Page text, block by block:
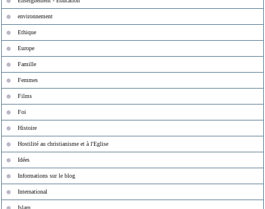
environnement
Ethique
Europe
Famille
Femmes
Films
Foi
Histoire
Hostilité au christianisme et à l'Eglise
Idées
Informations sur le blog
International